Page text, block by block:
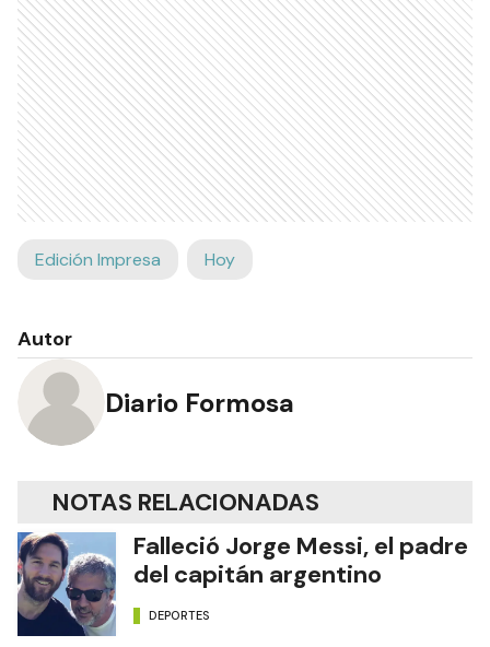
Edición Impresa Hoy
Autor
Diario Formosa
NOTAS RELACIONADAS
Falleció Jorge Messi, el padre
del capitán argentino
DEPORTES